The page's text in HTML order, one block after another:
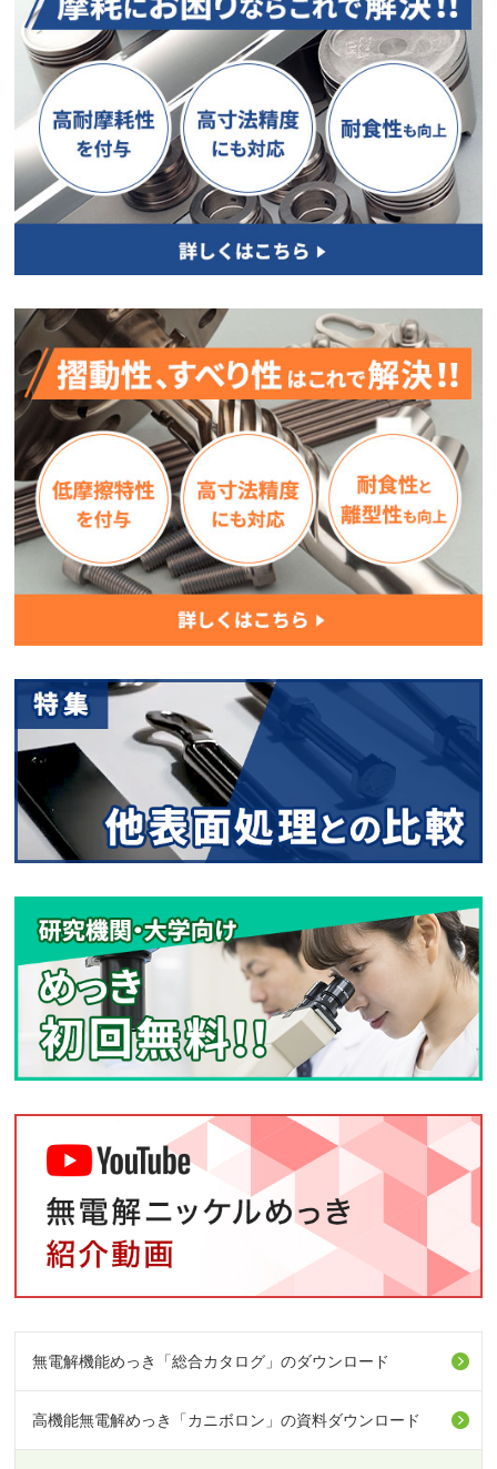
無電解機能めっき「総合カタログ」のダウンロード
高機能無電解めっき「カニボロン」の資料ダウンロード